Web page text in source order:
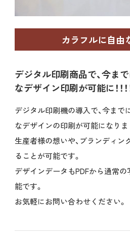
カラフルに自由
デジタル印刷商品で、今ま
なデザイン印刷が可能に！！！
デジタル印刷機の導入で、今ま
なデザインの印刷が可能になりま
生産者様の想いや、ブランディン
ることが可能です。
デザインデータもPDFから通常
能です。
お気軽にお問い合わせください。